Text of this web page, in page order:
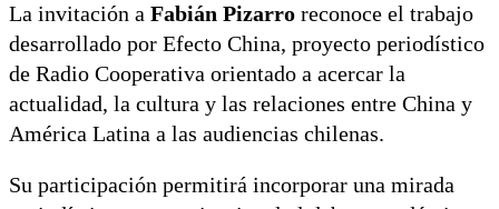
La invitación a Fabián Pizarro reconoce el trabajo
desarrollado por Efecto China, proyecto periodístico
de Radio Cooperativa orientado a acercar la
actualidad, la cultura y las relaciones entre China y
América Latina a las audiencias chilenas.
Su participación permitirá incorporar una mirada